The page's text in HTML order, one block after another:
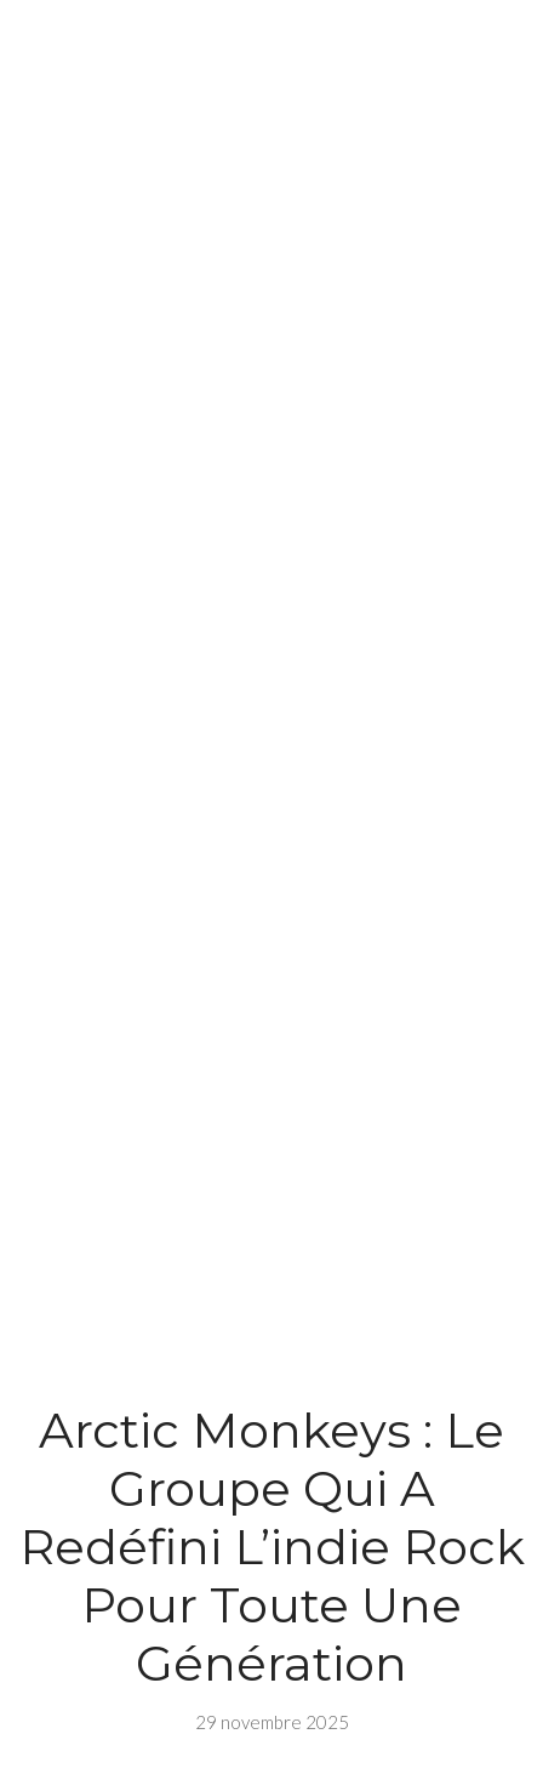
Arctic Monkeys : Le
Groupe Qui A
Redéfini L’indie Rock
Pour Toute Une
Génération
29 novembre 2025